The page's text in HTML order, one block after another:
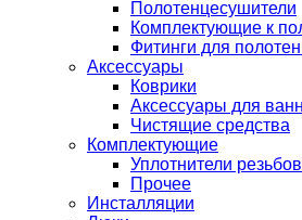
Полотенцесушители
Комплектующие к
Фитинги для
Аксессуары
Коврики
Аксессуары для
Чистящие средства
Комплектующие
Уплотнители
Прочее
Инсталляции